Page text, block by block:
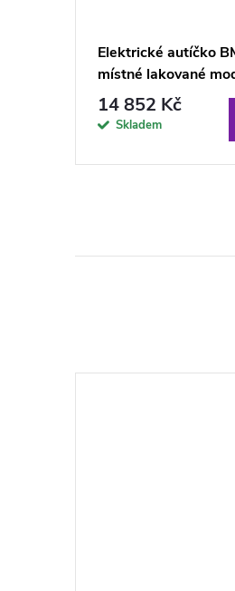
Elektrické autíčko
místné lakované
14 852 Kč
Skladem